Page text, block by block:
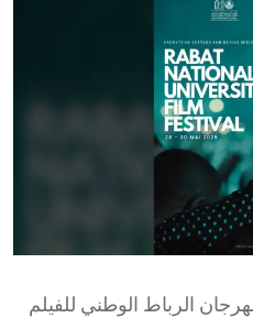
الرباط الوطني للفيلم